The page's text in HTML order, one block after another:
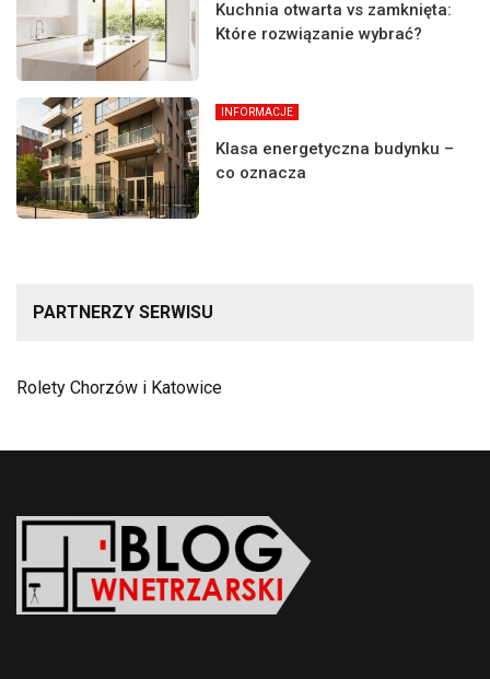
Kuchnia otwarta vs zamknięta:
Które rozwiązanie wybrać?
INFORMACJE
Klasa energetyczna budynku –
co oznacza
PARTNERZY SERWISU
Rolety Chorzów i Katowice